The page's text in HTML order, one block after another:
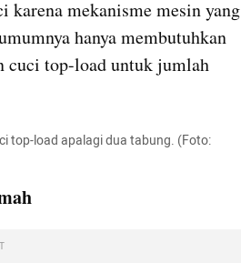
karena mekanisme mesin yang
hanya membutuhkan
cuci top-load untuk jumlah
top-load apalagi dua tabung. (Foto: